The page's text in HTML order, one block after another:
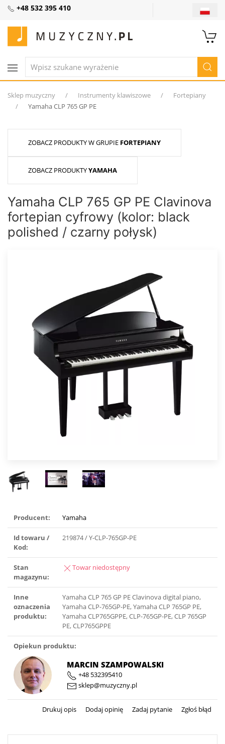
+48 532 395 410
Sklep muzyczny Instrumenty klawiszowe
Fortepiany
Yamaha CLP 765 GP PE
ZOBACZ PRODUKTY W GRUPIE FORTEPIANY
ZOBACZ PRODUKTYYAMAHA
Yamaha CLP 765 GP PE Clavinova
fortepian cyfrowy (kolor: black
polished / czarny połysk)
Producent: Yamaha
Id towaru /
Kod:
219874 / Y-CLP-765GP-PE
Stan
magazynu:
Towar niedostępny
Inne
oznaczenia
produktu:
Yamaha CLP 765 GP PE Clavinova digital piano,
Yamaha CLP-765GP-PE, Yamaha CLP 765GP PE,
Yamaha CLP765GPPE, CLP-765GP-PE, CLP 765GP
PE, CLP765GPPE
Opiekun produktu:
MARCIN SZAMPOWALSKI
+48 532395410
sklep@muzyczny.pl
Drukuj opis Dodaj opinię Zadaj pytanie Zgłoś błąd